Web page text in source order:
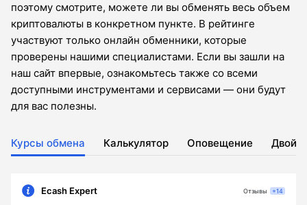
поэтому смотрите, можете ли вы обменять весь объем
криптовалюты в конкретном пункте. В рейтинге
участвуют только онлайн обменники, которые
проверены нашими специалистами. Если вы зашли на
наш сайт впервые, ознакомьтесь также со всеми
доступными инструментами и сервисами — они будут
для вас полезны.
Курсы обмена Калькулятор Оповещение
Ecash Expert Отзывы +14